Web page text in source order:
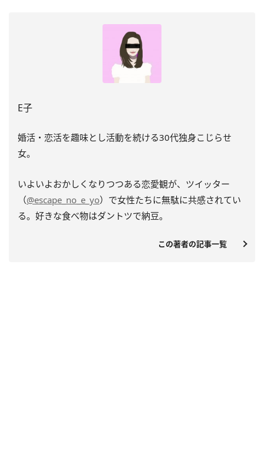
E子
婚活・恋活を趣味とし活動を続ける30代独身こじらせ
女。
いよいよおかしくなりつつある恋愛観が、ツイッター
（@escape_no_e_yo）で女性たちに無駄に共感されてい
る。好きな食べ物はダントツで納豆。
この著者の記事一覧